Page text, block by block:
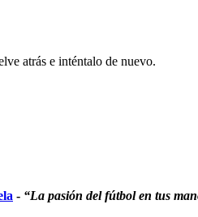
atrás e inténtalo de nuevo.
- “La pasión del fútbol en tus